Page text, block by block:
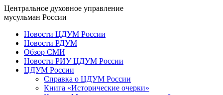
Центральное духовное управление
мусульман России
Новости ЦДУМ России
Новости РДУМ
Обзор СМИ
Новости РИУ ЦДУМ России
ЦДУМ России
Справка о ЦДУМ России
Книга «Исторические очерки»